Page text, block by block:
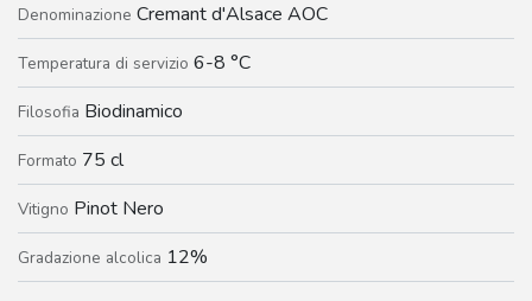
Denominazione Cremant d'Alsace AOC
Temperatura di servizio 6-8 °C
Filosofia Biodinamico
Formato 75 cl
Vitigno Pinot Nero
Gradazione alcolica 12%